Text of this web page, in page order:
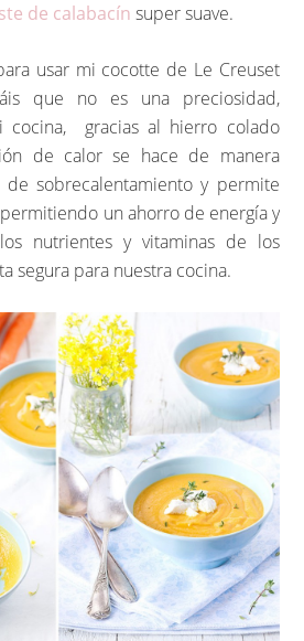
de calabacín super suave.
usar mi cocotte de Le Creuset
que no es una preciosidad,
cocina, gracias al hierro colado
de calor se hace de manera
sobrecalentamiento y permite
un ahorro de energía y
nutrientes y vitaminas de los
segura para nuestra cocina.